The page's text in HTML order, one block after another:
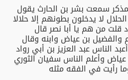
سمعت بشر بن الحارث يقول
لا يدخلون بطونهم إلا حلالا
قلت من هم يا أبا نصر قال
والفضيل بن عياض وابنه وقال
الناس عبد العزيز بن أبي رواد
وأعلم الناس سفيان الثوري
رأيت في الفقه مثله